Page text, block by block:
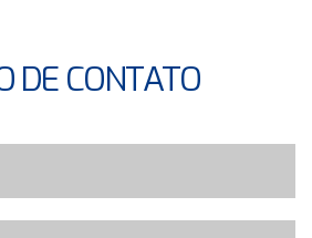
DE CONTATO